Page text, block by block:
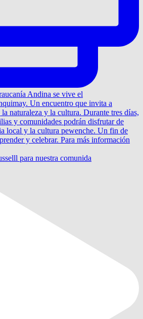
para nuestra comunida